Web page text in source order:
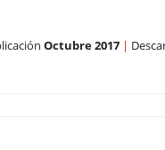
Octubre 2017 |